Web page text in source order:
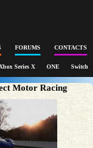
FORUMS CONTACTS
Series X ONE Switch
Motor Racing